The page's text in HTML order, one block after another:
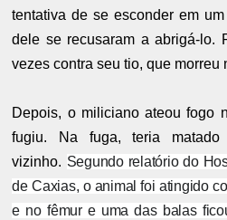
tentativa de se esconder em
dele se recusaram a abrigá-lo.
vezes contra seu tio, que morreu
Depois, o miliciano ateou fogo
fugiu. Na fuga, teria
vizinho. Segundo relatório do
de Caxias, o animal foi atingido
e no fêmur e uma das balas